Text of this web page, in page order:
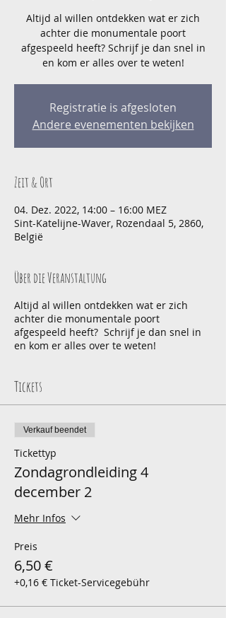
Altijd al willen ontdekken wat er zich
achter die monumentale poort
afgespeeld heeft? Schrijf je dan snel in
en kom er alles over te weten!
Registratie is afgesloten
Andere evenementen bekijken
Zeit & Ort
04. Dez. 2022, 14:00 – 16:00 MEZ
Sint-Katelijne-Waver, Rozendaal 5, 2860,
België
Über die Veranstaltung
Altijd al willen ontdekken wat er zich
achter die monumentale poort
afgespeeld heeft? Schrijf je dan snel in
en kom er alles over te weten!
Tickets
Verkauf beendet
Tickettyp
Zondagrondleiding 4
december 2
Mehr Infos
Preis
6,50 €
+0,16 € Ticket-Servicegebühr